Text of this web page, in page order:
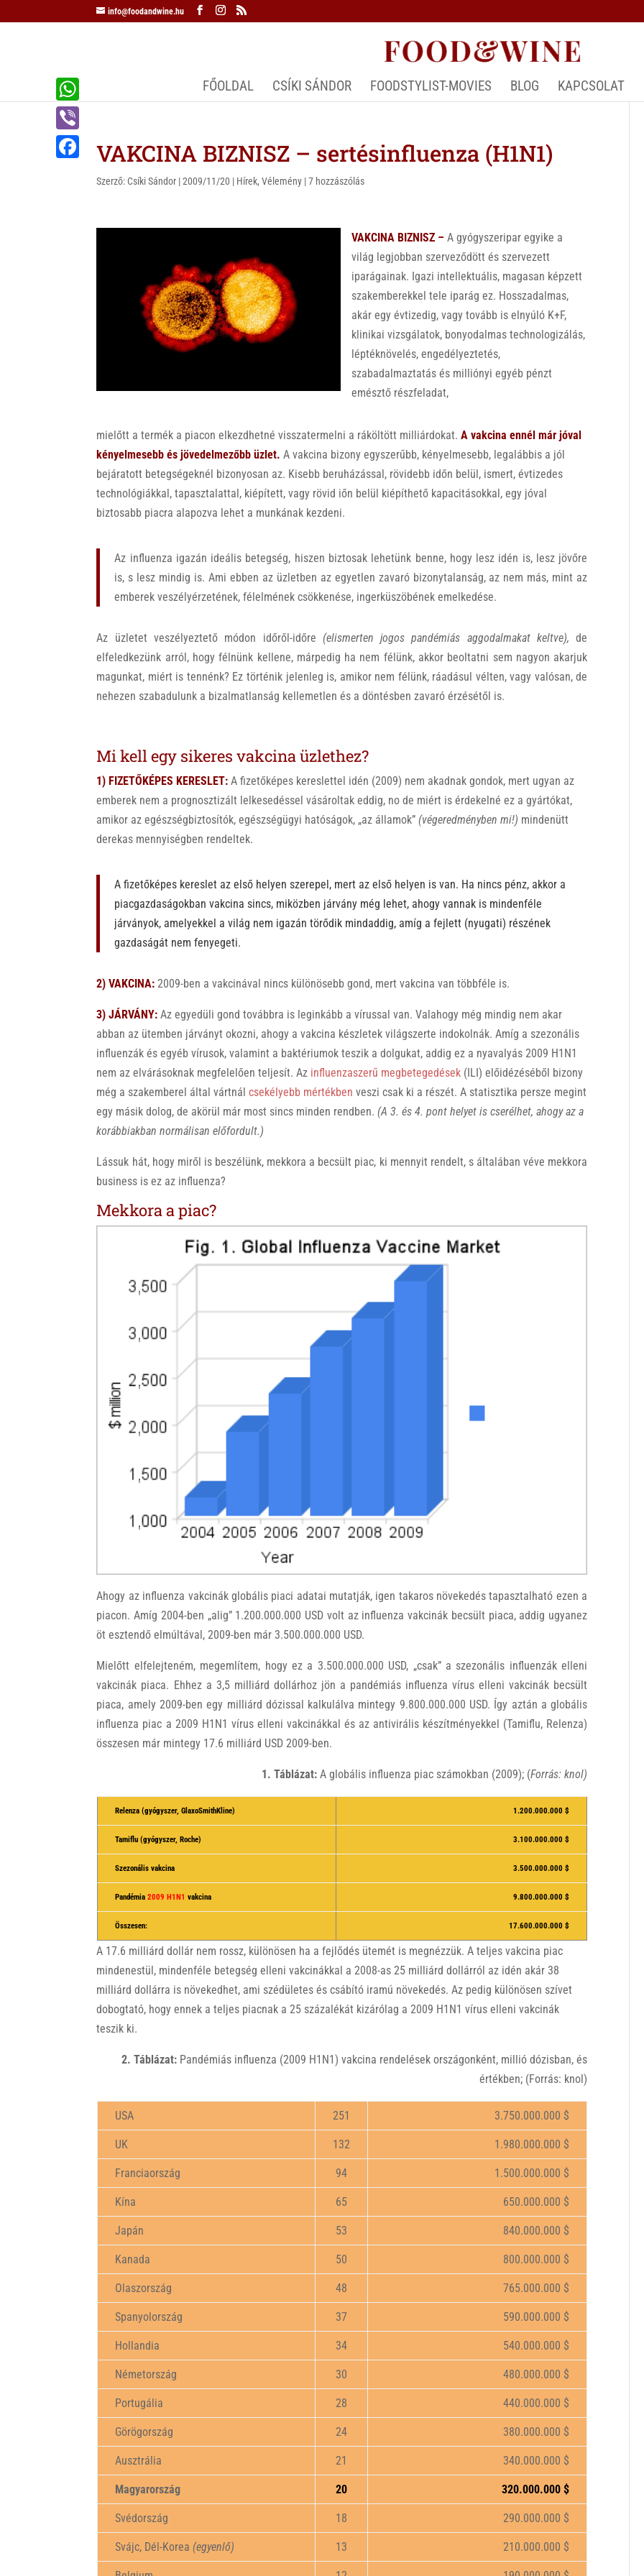
info@foodandwine.hu
FŐOLDAL CSÍKI SÁNDOR FOODSTYLIST-MOVIES BLOG KAPCSOLAT
VAKCINA BIZNISZ – sertésinfluenza (H1N1)
Szerző: Csíki Sándor |2009/11/20 | Hírek,Vélemény |7 hozzászólás
VAKCINA BIZNISZ –A gyógyszeripar egyike a
világ legjobban szerveződött és szervezett
iparágainak. Igazi intellektuális, magasan képzett
szakemberekkel tele iparág ez. Hosszadalmas,
akár egy évtizedig, vagy tovább is elnyúló K+F,
klinikai vizsgálatok, bonyodalmas technologizálás,
léptéknövelés, engedélyeztetés,
szabadalmaztatás és milliónyi egyéb pénzt
emésztő részfeladat,
mielőtt a termék a piacon elkezdhetné visszatermelni a ráköltött milliárdokat.A vakcina ennél már jóval
kényelmesebb és jövedelmezőbb üzlet. A vakcina bizony egyszerűbb, kényelmesebb, legalábbis a jól
bejáratott betegségeknél bizonyosan az. Kisebb beruházással, rövidebb időn belül, ismert, évtizedes
technológiákkal, tapasztalattal, kiépített, vagy rövid iőn belül kiépíthető kapacitásokkal, egy jóval
biztosabb piacra alapozva lehet a munkának kezdeni.
Az influenza igazán ideális betegség, hiszen biztosak lehetünk benne, hogy lesz idén is, lesz jövőre
is, s lesz mindig is. Ami ebben az üzletben az egyetlen zavaró bizonytalanság, az nem más, mint az
emberek veszélyérzetének, félelmének csökkenése, ingerküszöbének emelkedése.
Az üzletet veszélyeztető módon időről-időre (elismerten jogos pandémiás aggodalmakat keltve),de
elfeledkezünk arról, hogy félnünk kellene, márpedig ha nem félünk, akkor beoltatni sem nagyon akarjuk
magunkat, miért is tennénk? Ez történik jelenleg is, amikor nem félünk, ráadásul vélten, vagy valósan, de
nehezen szabadulunk a bizalmatlanság kellemetlen és a döntésben zavaró érzésétől is.
Mi kell egy sikeres vakcina üzlethez?
1) FIZETŐKÉPES KERESLET: A fizetőképes kereslettel idén (2009) nem akadnak gondok, mert ugyan az
emberek nem a prognosztizált lelkesedéssel vásároltak eddig, no de miért is érdekelné ez a gyártókat,
amikor az egészségbiztosítók, egészségügyi hatóságok, „az államok” (végeredményben mi!) mindenütt
derekas mennyiségben rendeltek.
A fizetőképes kereslet az első helyen szerepel, mert az első helyen is van. Ha nincs pénz, akkor a
piacgazdaságokban vakcina sincs, miközben járvány még lehet, ahogy vannak is mindenféle
járványok, amelyekkel a világ nem igazán törődik mindaddig, amíg a fejlett (nyugati) részének
gazdaságát nem fenyegeti.
2) VAKCINA: 2009-ben a vakcinával nincs különösebb gond, mert vakcina van többféle is.
3) JÁRVÁNY: Az egyedüli gond továbbra is leginkább a vírussal van. Valahogy még mindig nem akar
abban az ütemben járványt okozni, ahogy a vakcina készletek világszerte indokolnák. Amíg a szezonális
influenzák és egyéb vírusok, valamint a baktériumok teszik a dolgukat, addig ez a nyavalyás 2009 H1N1
nem az elvárásoknak megfelelően teljesít. Az influenzaszerű megbetegedések (ILI) előidézéséből bizony
még a szakemberel által vártnálcsekélyebb mértékben veszi csak ki a részét. A statisztika persze megint
egy másik dolog, de akörül már most sincs minden rendben. (A 3. és 4. pont helyet is cserélhet, ahogy az a
korábbiakban normálisan előfordult.)
Lássuk hát, hogy miről is beszélünk, mekkora a becsült piac, ki mennyit rendelt, s általában véve mekkora
business is ez az influenza?
Mekkora a piac?
Ahogy az influenza vakcinák globális piaci adatai mutatják, igen takaros növekedés tapasztalható ezen a
piacon. Amíg 2004-ben „alig” 1.200.000.000 USD volt az influenza vakcinák becsült piaca, addig ugyanez
öt esztendő elmúltával, 2009-ben már 3.500.000.000 USD.
Mielőtt elfelejteném, megemlítem, hogy ez a 3.500.000.000 USD, „csak” a szezonális influenzák elleni
vakcinák piaca. Ehhez a 3,5 milliárd dollárhoz jön a pandémiás influenza vírus elleni vakcinák becsült
piaca, amely 2009-ben egy milliárd dózissal kalkulálva mintegy 9.800.000.000 USD. Így aztán a globális
influenza piac a 2009 H1N1 vírus elleni vakcinákkal és az antivirális készítményekkel (Tamiflu, Relenza)
összesen már mintegy 17.6 milliárd USD 2009-ben.
1. Táblázat: A globális influenza piac számokban (2009); (Forrás: knol)
Relenza (gyógyszer, GlaxoSmithKline) 1.200.000.000 $
Tamiflu (gyógyszer, Roche) 3.100.000.000 $
Szezonális vakcina 3.500.000.000 $
Pandémia2009 H1N1vakcina 9.800.000.000 $
Összesen: 17.600.000.000 $
A 17.6 milliárd dollár nem rossz, különösen ha a fejlődés ütemét is megnézzük. A teljes vakcina piac
mindenestül, mindenféle betegség elleni vakcinákkal a 2008-as 25 milliárd dollárról az idén akár 38
milliárd dollárra is növekedhet, ami szédületes és csábító iramú növekedés. Az pedig különösen szívet
dobogtató, hogy ennek a teljes piacnak a 25 százalékát kizárólag a 2009 H1N1 vírus elleni vakcinák
teszik ki.
2. Táblázat: Pandémiás influenza (2009 H1N1) vakcina rendelések országonként, millió dózisban, és
értékben; (Forrás: knol)
USA 251 3.750.000.000 $
UK 132 1.980.000.000 $
Franciaország 94 1.500.000.000 $
Kína 65 650.000.000 $
Japán 53 840.000.000 $
Kanada 50 800.000.000 $
Olaszország 48 765.000.000 $
Spanyolország 37 590.000.000 $
Hollandia 34 540.000.000 $
Németország 30 480.000.000 $
Portugália 28 440.000.000 $
Görögország 24 380.000.000 $
Ausztrália 21 340.000.000 $
Magyarország 20 320.000.000 $
Svédország 18 290.000.000 $
Svájc, Dél-Korea (egyenlő) 13 210.000.000 $
W
h
a
V